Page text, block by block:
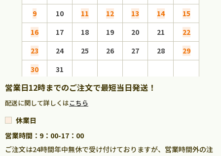
9
10 11 12 13 14
15
16
17 18 19 20 21
22
23
24 25 26 27 28
29
30
31
営業日12時までのご注文で最短当日発送！
配送に関して詳しくはこちら
休業日
営業時間：9：00-17：00
ご注文は24時間年中無休で受け付けておりますが、営業時間外の注